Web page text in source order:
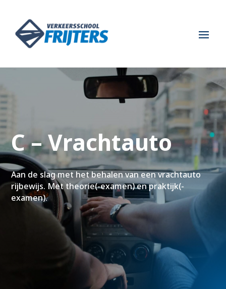
C – Vrachtauto
Aan de slag met het behalen van een vrachtauto
rijbewijs. Met theorie(-examen) en praktijk(-
examen).